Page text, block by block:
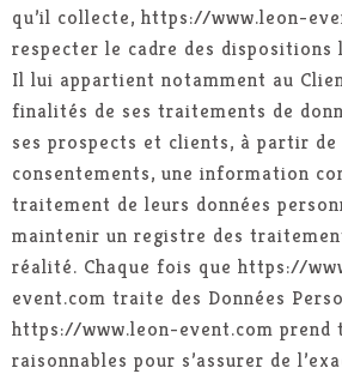
qu’il collecte, https://www.leon-
respecter le cadre des dispositions
Il lui appartient notamment au
finalités de ses traitements de
ses prospects et clients, à partir
consentements, une information
traitement de leurs données
maintenir un registre des
réalité. Chaque fois que https://
event.com traite des Données
https://www.leon-event.com prend
raisonnables pour s’assurer de